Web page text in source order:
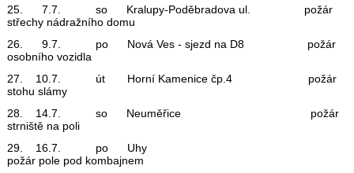
25. 7.7. so Kralupy-Poděbradova ul. požár
střechy nádražního domu
26. 9.7. po Nová Ves - sjezd na D8 požár
osobního vozidla
27. 10.7. út Horní Kamenice čp.4 požár
stohu slámy
28. 14.7. so Neuměřice požár
strniště na poli
29. 16.7. po Uhy
požár pole pod kombajnem